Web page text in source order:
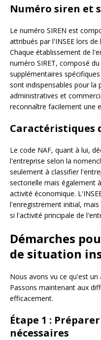
Numéro siren et
Le numéro SIREN est
attribués par l'INSEE lors
Chaque établissement de
numéro SIRET, composé
supplémentaires
sont indispensables pour la
administratives et
reconnaître facilement une
Caractéristiques
Le code NAF, quant à lui,
l'entreprise selon la
seulement à classifier
sectorielle mais également
activité économique.
l'enregistrement initial,
si l'activité principale de
Démarches
de situation
Nous avons vu ce qu'est un
Passons maintenant aux
efficacement.
Étape 1 :
nécessaires